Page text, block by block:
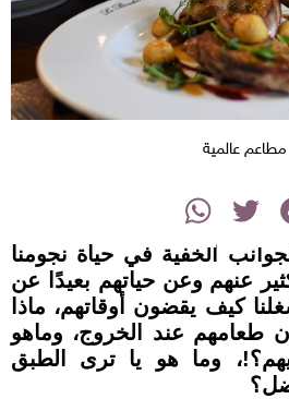
مطاعم عالمية
Twitter
WhatsApp
الخفية في حياة نجومنا
عنهم وعن حياتهم بعيدًا عن
كيف يقضون أوقاتهم، ماذا
طعامهم عند الخروج، وماهو
وما هو يا ترى الطبق